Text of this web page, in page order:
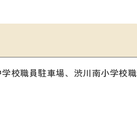
校職員駐車場、渋川南小学校職